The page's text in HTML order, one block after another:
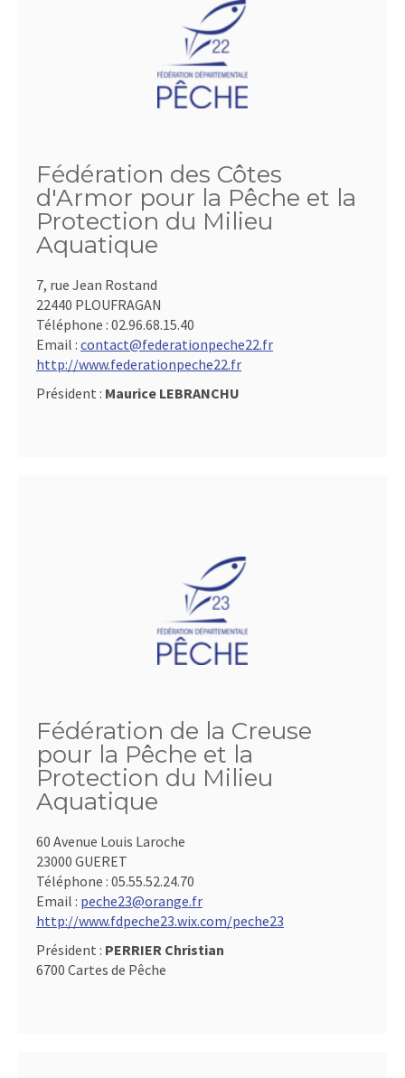
Fédération des Côtes
d'Armor pour la Pêche et la
Protection du Milieu
Aquatique
7, rue Jean Rostand
22440 PLOUFRAGAN
Téléphone : 02.96.68.15.40
Email : contact@federationpeche22.fr
http://www.federationpeche22.fr
Président : Maurice LEBRANCHU
Fédération de la Creuse
pour la Pêche et la
Protection du Milieu
Aquatique
60 Avenue Louis Laroche
23000 GUERET
Téléphone : 05.55.52.24.70
Email : peche23@orange.fr
http://www.fdpeche23.wix.com/peche23
Président : PERRIER Christian
6700 Cartes de Pêche